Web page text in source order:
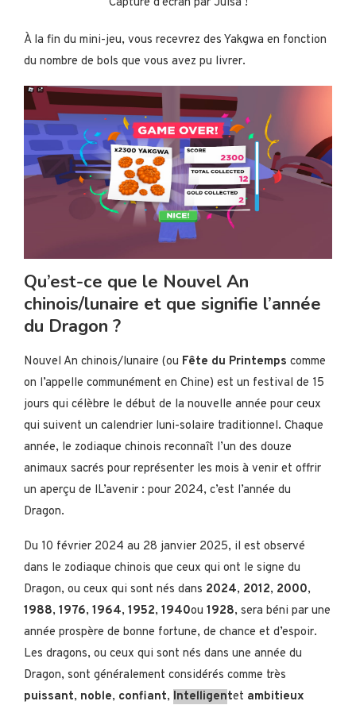
À la fin du mini-jeu, vous recevrez des Yakgwa en fonction
du nombre de bols que vous avez pu livrer.
Qu’est-ce que le Nouvel An
chinois/lunaire et que signifie l’année
du Dragon ?
Nouvel An chinois/lunaire (ou Fête du Printemps comme
on l’appelle communément en Chine) est un festival de 15
jours qui célèbre le début de la nouvelle année pour ceux
qui suivent un calendrier luni-solaire traditionnel. Chaque
année, le zodiaque chinois reconnaît l’un des douze
animaux sacrés pour représenter les mois à venir et offrir
un aperçu de lL’avenir : pour 2024, c’est l’année du
Dragon.
Du 10 février 2024 au 28 janvier 2025, il est observé
dans le zodiaque chinois que ceux qui ont le signe du
Dragon, ou ceux qui sont nés dans 2024, 2012, 2000,
1988, 1976, 1964, 1952, 1940ou 1928, sera béni par une
année prospère de bonne fortune, de chance et d’espoir.
Les dragons, ou ceux qui sont nés dans une année du
Dragon, sont généralement considérés comme très
puissant, noble, confiant, Intelligentet ambitieux